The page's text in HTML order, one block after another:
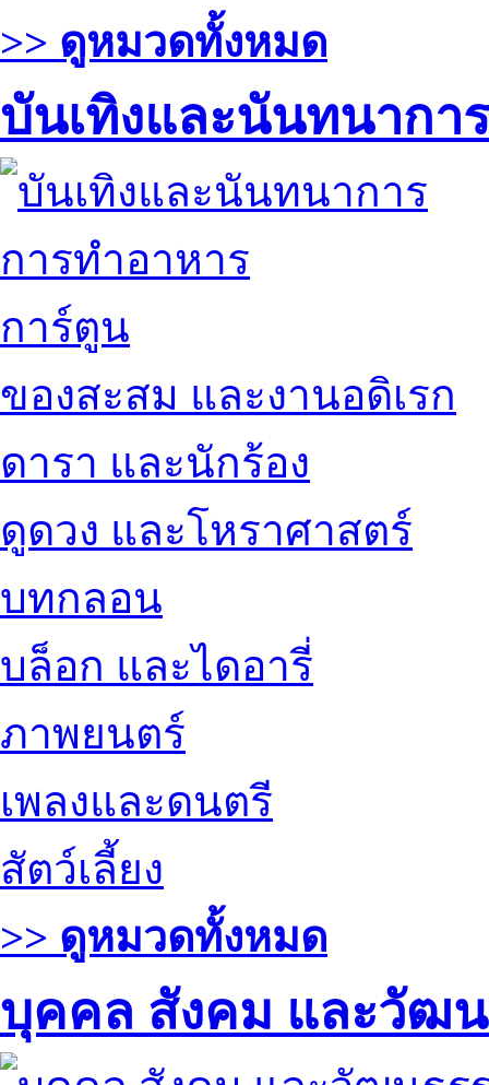
>> ดูหมวดทั้งหมด
บันเทิงและนันทนาการ
การทำอาหาร
การ์ตูน
ของสะสม และงานอดิเรก
ดารา และนักร้อง
ดูดวง และโหราศาสตร์
บทกลอน
บล็อก และไดอารี่
ภาพยนตร์
เพลงและดนตรี
สัตว์เลี้ยง
>> ดูหมวดทั้งหมด
บุคคล สังคม และวัฒ